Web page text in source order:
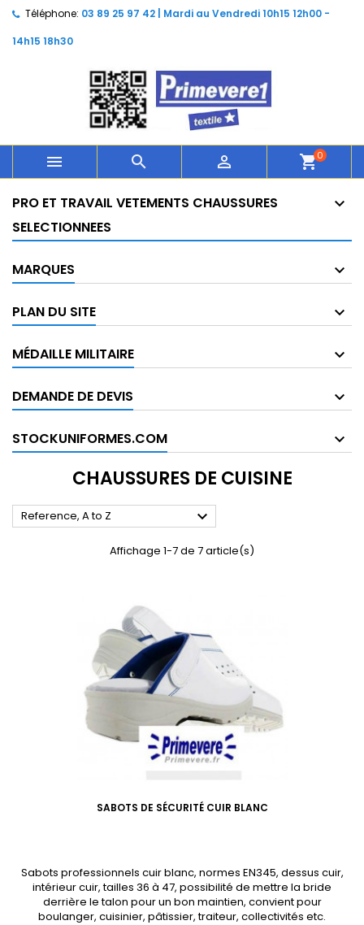
Téléphone: 03 89 25 97 42 | Mardi au Vendredi 10h15 12h00 -
14h15 18h30
   shopping_cart0
PRO ET TRAVAIL VETEMENTS CHAUSSURES
SELECTIONNEES
MARQUES
PLAN DU SITE
MÉDAILLE MILITAIRE
DEMANDE DE DEVIS
STOCKUNIFORMES.COM
CHAUSSURES DE CUISINE
Reference, A to Z 
Affichage 1-7 de 7 article(s)
SABOTS DE SÉCURITÉ CUIR BLANC
Sabots professionnels cuir blanc, normes EN345, dessus cuir,
intérieur cuir, tailles 36 à 47, possibilité de mettre la bride
derrière le talon pour un bon maintien, convient pour
boulanger, cuisinier, pâtissier, traiteur, collectivités etc.